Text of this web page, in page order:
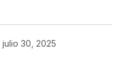
julio 30, 2025